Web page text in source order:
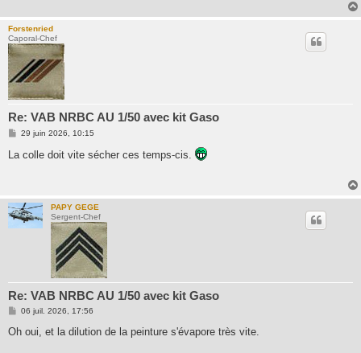
Forstenried
Caporal-Chef
Re: VAB NRBC AU 1/50 avec kit Gaso
M
s
s
29 juin 2026, 10:15
La colle doit vite sécher ces temps-cis.
PAPY GEGE
Sergent-Chef
Re: VAB NRBC AU 1/50 avec kit Gaso
M
s
06 juil. 2026, 17:56
Oh oui, et la dilution de la peinture s'évapore très vite.